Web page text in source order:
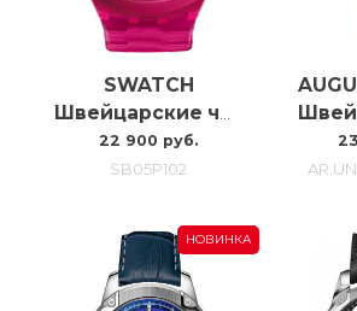
SWATCH
Швейцарские часы Swatch Pink Joy SB05P102
22 900 руб.
SB05P102
НОВИНКА